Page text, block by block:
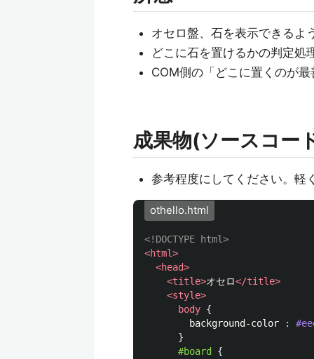
オセロ盤、石を表示できるよ
どこに石を置けるかの判定処
COM側の「どこに置くのが
成果物(ソースコー
参考程度にしてください。軽
othello.html
<!DOCTYPE html>
<html>
<head>
<title>オセロ</title>
<style>
body {
background-color
:
}
#board
{